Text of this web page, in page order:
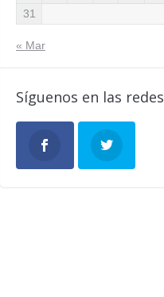
31
« Mar
Síguenos en las redes